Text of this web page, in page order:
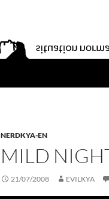
NERDKYA-EN
MILD
21/07/2008 EVILKYA